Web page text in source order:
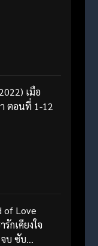
เมื่อ
ตอนที่ 1-12
of Love
กเคียงใจ
บ ซับ